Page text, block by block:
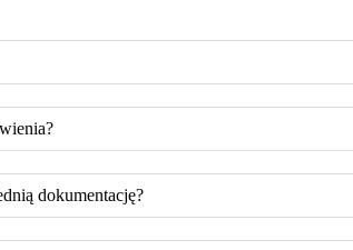
dokumentację?